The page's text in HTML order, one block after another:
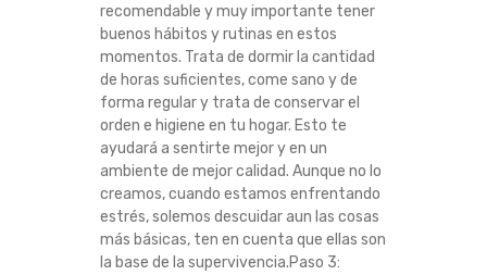
recomendable y muy importante tener
buenos hábitos y rutinas en estos
momentos. Trata de dormir la cantidad
de horas suficientes, come sano y de
forma regular y trata de conservar el
orden e higiene en tu hogar. Esto te
ayudará a sentirte mejor y en un
ambiente de mejor calidad. Aunque no lo
creamos, cuando estamos enfrentando
estrés, solemos descuidar aun las cosas
más básicas, ten en cuenta que ellas son
la base de la supervivencia.Paso 3: